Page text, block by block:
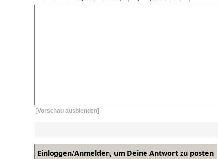
[Vorschau ausblenden]